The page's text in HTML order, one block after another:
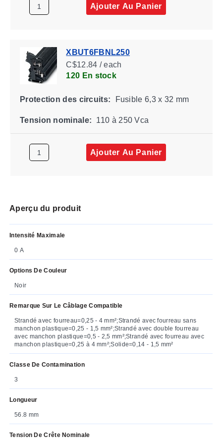
Ajouter Au Panier
XBUT6FBNL250
C$12.84 / each
120 En stock
Protection des circuits: Fusible 6,3 x 32 mm
Tension nominale: 110 à 250 Vca
Ajouter Au Panier
Aperçu du produit
Intensité Maximale
0 A
Options De Couleur
Noir
Remarque Sur Le Câblage Compatible
Strandé avec fourreau=0,25 - 4 mm²;Strandé avec fourreau sans
manchon plastique=0,25 - 1,5 mm²;Strandé avec double fourreau
avec manchon plastique=0,5 - 2,5 mm²;Strandé avec fourreau avec
manchon plastique=0,25 à 4 mm²;Solide=0,14 - 1,5 mm²
Classe De Contamination
3
Longueur
56.8 mm
Tension De Crête Nominale